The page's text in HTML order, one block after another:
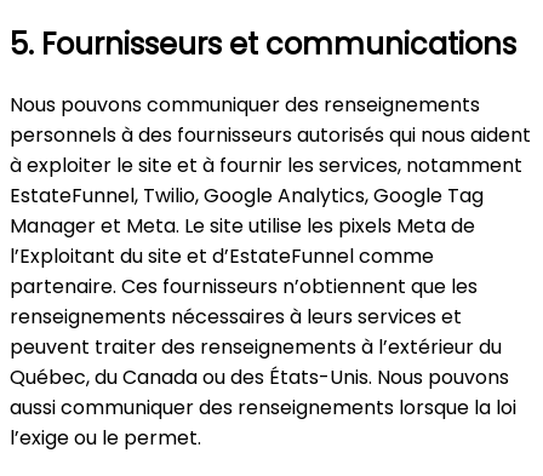
5. Fournisseurs et communications
Nous pouvons communiquer des renseignements
personnels à des fournisseurs autorisés qui nous aident
à exploiter le site et à fournir les services, notamment
EstateFunnel, Twilio, Google Analytics, Google Tag
Manager et Meta. Le site utilise les pixels Meta de
l’Exploitant du site et d’EstateFunnel comme
partenaire. Ces fournisseurs n’obtiennent que les
renseignements nécessaires à leurs services et
peuvent traiter des renseignements à l’extérieur du
Québec, du Canada ou des États-Unis. Nous pouvons
aussi communiquer des renseignements lorsque la loi
l’exige ou le permet.